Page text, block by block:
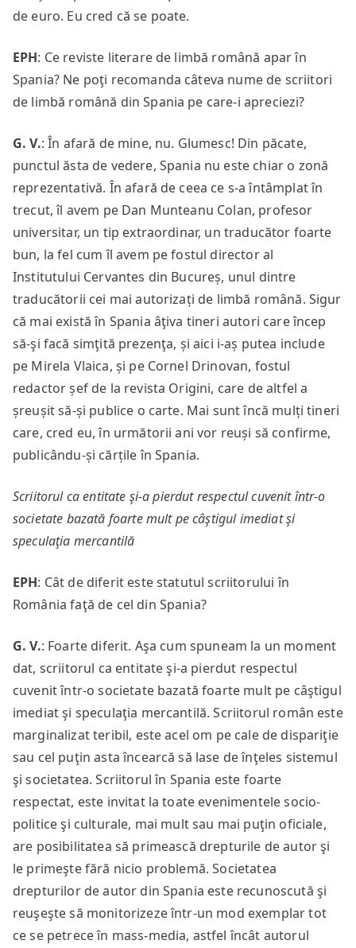
de euro. Eu cred că se poate.
EPH: Ce reviste literare de limbă română apar în
Spania? Ne poţi recomanda câteva nume de scriitori
de limbă română din Spania pe care-i apreciezi?
G. V.: În afară de mine, nu. Glumesc! Din păcate,
punctul ăsta de vedere, Spania nu este chiar o zonă
reprezentativă. În afară de ceea ce s-a întâmplat în
trecut, îl avem pe Dan Munteanu Colan, profesor
universitar, un tip extraordinar, un traducător foarte
bun, la fel cum îl avem pe fostul director al
Institutului Cervantes din Bucureș, unul dintre
traducătorii cei mai autorizați de limbă română. Sigur
că mai există în Spania âţiva tineri autori care încep
să-şi facă simţită prezenţa, și aici i-aș putea include
pe Mirela Vlaica, și pe Cornel Drinovan, fostul
redactor șef de la revista Origini, care de altfel a
șreușit să-și publice o carte. Mai sunt încă mulți tineri
care, cred eu, în următorii ani vor reuși să confirme,
publicându-și cărțile în Spania.
Scriitorul ca entitate şi-a pierdut respectul cuvenit într-o
societate bazată foarte mult pe câştigul imediat şi
speculaţia mercantilă
EPH: Cât de diferit este statutul scriitorului în
România faţă de cel din Spania?
G. V.: Foarte diferit. Aşa cum spuneam la un moment
dat, scriitorul ca entitate şi-a pierdut respectul
cuvenit într-o societate bazată foarte mult pe câştigul
imediat şi speculaţia mercantilă. Scriitorul român este
marginalizat teribil, este acel om pe cale de dispariţie
sau cel puţin asta încearcă să lase de înţeles sistemul
şi societatea. Scriitorul în Spania este foarte
respectat, este invitat la toate evenimentele socio-
politice şi culturale, mai mult sau mai puţin oficiale,
are posibilitatea să primească drepturile de autor şi
le primeşte fără nicio problemă. Societatea
drepturilor de autor din Spania este recunoscută şi
reuşeşte să monitorizeze într-un mod exemplar tot
ce se petrece în mass-media, astfel încât autorul